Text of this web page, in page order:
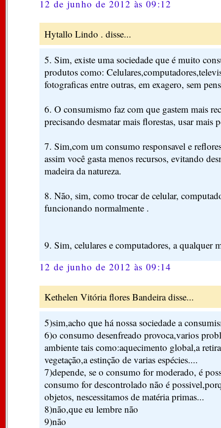
12 de junho de 2012 às 09:12
Hytallo Lindo . disse...
5. Sim, existe uma sociedade que é muito
produtos como:
fotograficas entre outras, em exagero, sem
6. O consumismo faz com que gastem mais
precisando desmatar mais florestas, usar mais
7. Sim,com um consumo responsavel e
assim você gasta menos recursos, evitando
madeira da natureza.
8. Não, sim, como trocar de celular,
funcionando normalmente .
9. Sim, celulares e computadores, a qualquer
12 de junho de 2012 às 09:14
Kethelen Vitória flores Bandeira disse...
5)sim,acho que há nossa sociedade a
6)o consumo desenfreado provoca,varios
ambiente tais como:aquecimento global,a
vegetação,a estinção de varias espécies....
7)depende, se o consumo for moderado, é
consumo for descontrolado não é
objetos, nescessitamos de matéria primas...
8)não,que eu lembre não
9)não